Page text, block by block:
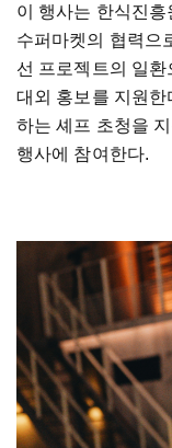
이 행사는 한식진
수퍼마켓의 협력으
선 프로젝트의 일
대외 홍보를 지원한
하는 셰프 초청을
행사에 참여한다.